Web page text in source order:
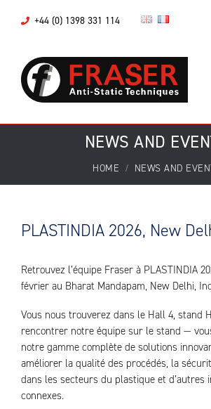
+44 (0) 1398 331 114
NEWS AND
HOME NEWS AND
PLASTINDIA 2026, New
Retrouvez l’équipe Fraser à PLASTINDIA
février au Bharat Mandapam, New Delhi,
Vous nous trouverez dans le Hall 4, stand
rencontrer notre équipe sur le stand —
notre gamme complète de solutions
améliorer la qualité des procédés, la
dans les secteurs du plastique et d’autres
connexes.